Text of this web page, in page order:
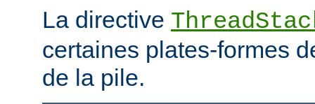
La directive
certaines plates-formes
de la pile.